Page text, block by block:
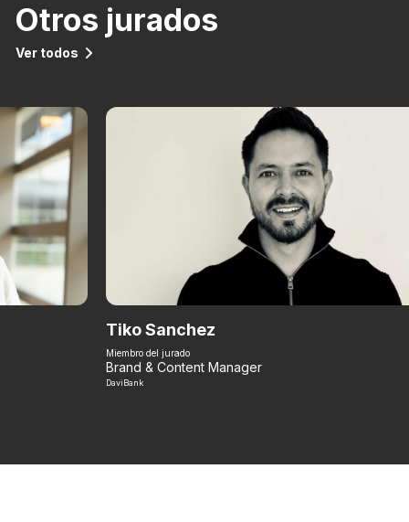
Otros jurados
Ver todos
Tiko Sanchez
Miembro del jurado
Brand & Content Manager
DaviBank